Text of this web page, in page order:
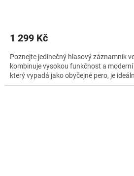
1 299 Kč
Poznejte jedinečný hlasový záznamník
kombinuje vysokou funkčnost a
který vypadá jako obyčejné pero, je